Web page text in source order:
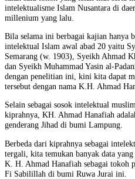
intelektualisme Islam Nusantara di
millenium yang lalu.
Bila selama ini berbagai kajian hanya
intelektual Islam awal abad 20 yaitu
Semarang (w. 1903), Syeikh Ahmad
dan Syeikh Muhammad Yasin al-
dengan penelitian ini, kini kita dapat
tersebut dengan nama K.H. Ahmad
Selain sebagai sosok intelektual
kiprahnya, KH. Ahmad Hanafiah
genderang Jihad di bumi Lampung.
Berbeda dari kiprahnya sebagai
tergali, kita temukan banyak data
K. H. Ahmad Hanafiah sebagai tokoh
Fi Sabilillah di bumi Ruwa Jurai ini.